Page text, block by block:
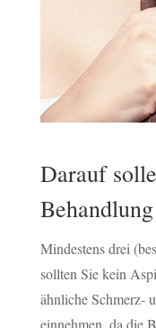
Darauf
Mindestens drei
sollten Sie kein
ähnliche Schmerz-
einnehmen, da die